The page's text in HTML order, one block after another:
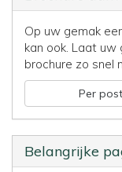
Op uw gemak
kan ook. Laat
brochure zo snel
Per post
Belangrijke